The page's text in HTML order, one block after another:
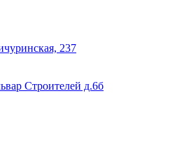
237
Строителей д.6б